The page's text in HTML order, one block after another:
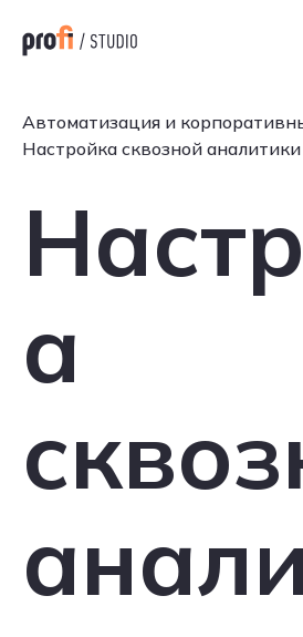
Автоматизация и
Настройка сквозной аналитики
а